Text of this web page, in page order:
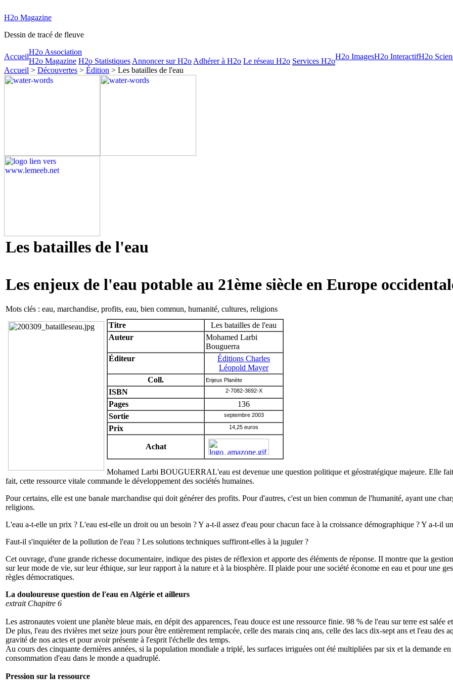
H2o Magazine
Dessin de tracé de fleuve
Accueil
H2o Association
H2o Magazine H2o Statistiques Annoncer sur H2o Adhérer à H2o Le réseau H2o Services H2o
H2o ImagesH2o InteractifH2o
Accueil > Découvertes > Édition > Les batailles de l'eau
Les batailles de l'eau
Les enjeux de l'eau potable au 21ème siècle en Europe
Mots clés : eau, marchandise, profits, eau, bien commun, humanité, cultures, religions
Titre
Les batailles de l'eau
Auteur
Mohamed Larbi
Bouguerra
Éditeur
Éditions Charles
Léopold Mayer
Coll.
Enjeux Planète
ISBN 2-7082-3692-X
Pages
136
Sortie
septembre 2003
Prix 14,25 euros
Achat
Mohamed Larbi BOUGUERRAL'eau est devenue une question politique et géostratégique majeure. Elle
fait, cette ressource vitale commande le développement des sociétés humaines.
Pour certains, elle est une banale marchandise qui doit générer des profits. Pour d'autres, c'est un bien commun de l'humanité, ayant une
religions.
L'eau a-t-elle un prix ? L'eau est-elle un droit ou un besoin ? Y a-t-il assez d'eau pour chacun face à la croissance démographique ? Y a-t-il
Faut-il s'inquiéter de la pollution de l'eau ? Les solutions techniques suffiront-elles à la juguler ?
Cet ouvrage, d'une grande richesse documentaire, indique des pistes de réflexion et apporte des éléments de réponse. II montre que la
sur leur mode de vie, sur leur éthique, sur leur rapport à la nature et à la biosphère. II plaide pour une société économe en eau et pour une
règles démocratiques.
La douloureuse question de l'eau en Algérie et ailleurs
extrait Chapitre 6
Les astronautes voient une planète bleue mais, en dépit des apparences, l'eau douce est une ressource finie. 98 % de l'eau sur terre est salée
De plus, l'eau des rivières met seize jours pour être entièrement remplacée, celle des marais cinq ans, celle des lacs dix-sept ans et l'eau
gravité de nos actes et pour avoir présente à l'esprit l'échelle des temps.
Au cours des cinquante dernières années, si la population mondiale a triplé, les surfaces irriguées ont été multipliées par six et la demande
consommation d'eau dans le monde a quadruplé.
Pression sur la ressource